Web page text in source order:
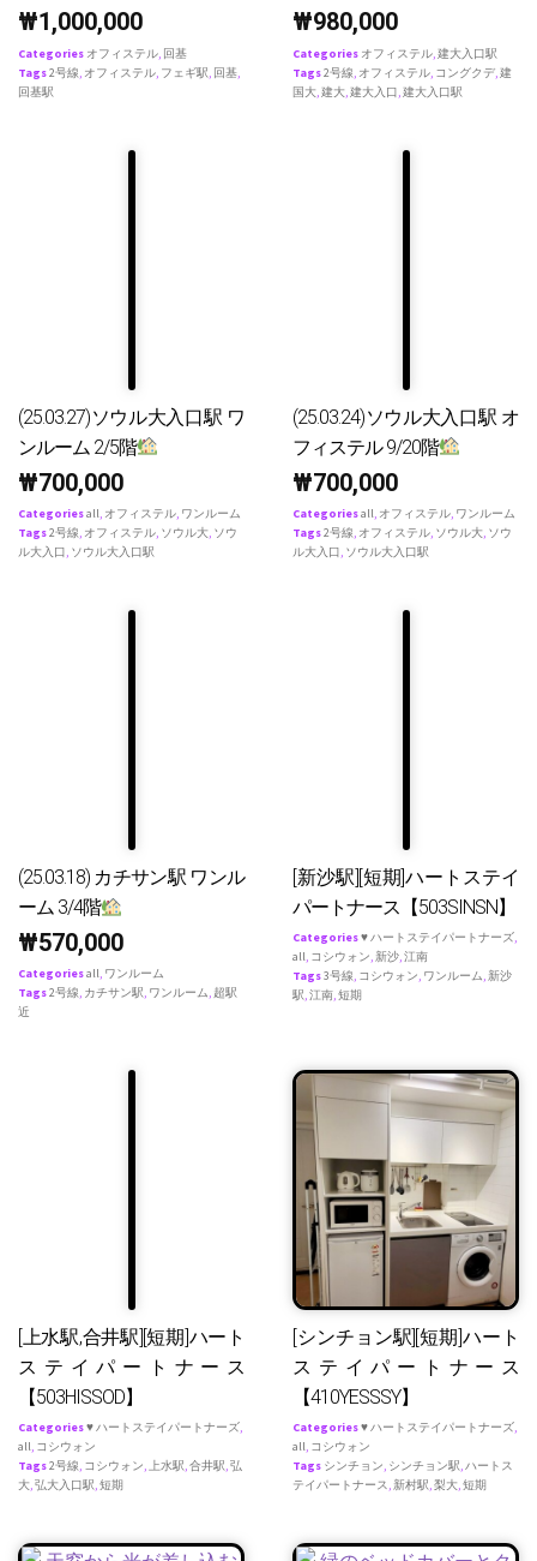
₩1,000,000
Categories オフィステル, 回基
Tags2号線, オフィステル, フェギ駅, 回基,
回基駅
₩980,000
Categories オフィステル,建大入口駅
Tags2号線, オフィステル, コングクデ,建
国大,建大,建大入口,建大入口駅
(25.03.27)ソウル大入口駅 ワ
ンルーム 2/5階
₩700,000
Categoriesall, オフィステル, ワンルーム
Tags2号線, オフィステル, ソウル大, ソウ
ル大入口, ソウル大入口駅
(25.03.24)ソウル大入口駅 オ
フィステル 9/20階
₩700,000
Categoriesall, オフィステル, ワンルーム
Tags2号線, オフィステル, ソウル大, ソウ
ル大入口, ソウル大入口駅
(25.03.18) カチサン駅 ワンル
ーム 3/4階
₩570,000
Categoriesall, ワンルーム
Tags2号線, カチサン駅, ワンルーム, 超駅
近
[新沙駅][短期]ハートステイ
パートナース【503SINSN】
Categories♥ ハートステイパートナーズ,
all, コシウォン,新沙,江南
Tags3号線, コシウォン, ワンルーム,新沙
駅,江南,短期
[上水駅,合井駅][短期]ハート
ステイパートナース
【503HISSOD】
Categories♥ ハートステイパートナーズ,
all, コシウォン
Tags2号線, コシウォン, 上水駅,合井駅,弘
大,弘大入口駅,短期
[シンチョン駅][短期]ハート
ステイパートナース
【410YESSSY】
Categories♥ ハートステイパートナーズ,
all, コシウォン
Tags シンチョン, シンチョン駅,ハートス
テイパートナース,新村駅,梨大,短期